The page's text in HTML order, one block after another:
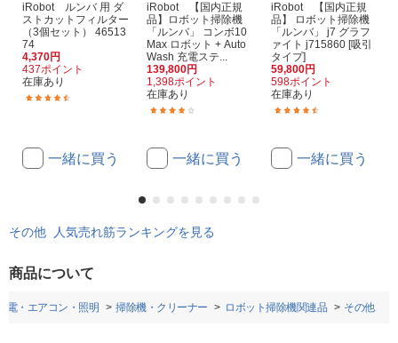
iRobot ルンバ 用 ダ
ストカットフィルター
（3個セット） 46513
74
4,370円
437ポイント
在庫あり
一緒に買う
iRobot 【国内正規
品】ロボット掃除機
「ルンバ」 コンボ10
Max ロボット + Auto
Wash 充電ステ...
139,800円
1,398ポイント
在庫あり
一緒に買う
iRobot 【国内正規
品】 ロボット掃除機
「ルンバ」 j7 グラフ
ァイト j715860 [吸引
タイプ]
59,800円
598ポイント
在庫あり
一緒に買う
その他 人気売れ筋ランキングを見る
商品について
電・エアコン・照明 掃除機・クリーナー ロボット掃除機関連品 その他